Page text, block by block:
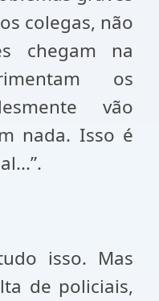
colegas, não
chegam na
os
vão
nada. Isso é
isso. Mas
de policiais,